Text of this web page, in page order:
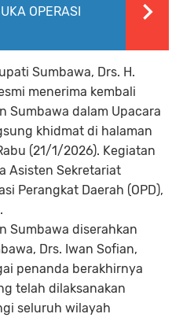
OPERASI
Sumbawa, Drs. H.
menerima kembali
Sumbawa dalam Upacara
khidmat di halaman
(21/1/2026). Kegiatan
Asisten Sekretariat
Perangkat Daerah (OPD),
Sumbawa diserahkan
Drs. Iwan Sofian,
penanda berakhirnya
telah dilaksanakan
seluruh wilayah